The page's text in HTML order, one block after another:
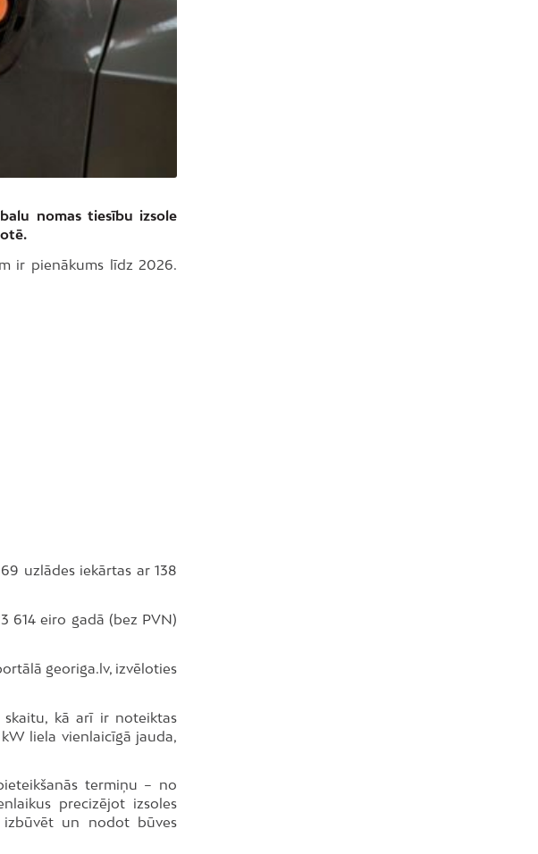
nomas tiesību izsole
ir pienākums līdz 2026.
uzlādes iekārtas ar 138
614 eiro gadā (bez PVN)
georiga.lv, izvēloties
skaitu, kā arī ir noteiktas
liela vienlaicīgā jauda,
termiņu – no
precizējot izsoles
izbūvēt un nodot būves